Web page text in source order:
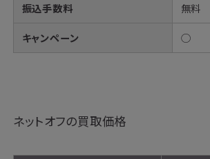
振込手数料 無料
キャンペーン ◯
ネットオフの買取価格